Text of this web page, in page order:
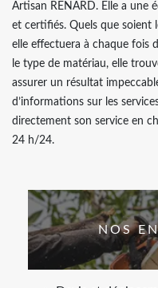
Artisan RENARD. Elle a une
et certifiés. Quels que soient
elle effectuera à chaque fois
le type de matériau, elle
assurer un résultat
d’informations sur les
directement son service en
24 h/24.
NOS